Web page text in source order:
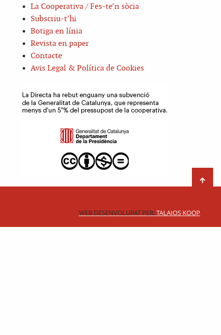
La Cooperativa / Fes-te’n sòcia
Subscriu-t’hi
Botiga en línia
Revista en paper
Contacte
Avis Legal & Política de Cookies
WEB DESENVOLUPAT PER:TALAIOS KOOP